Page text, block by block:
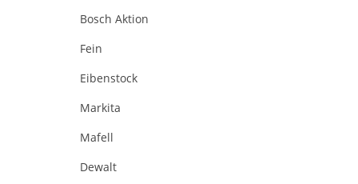
Bosch Aktion
Fein
Eibenstock
Markita
Mafell
Dewalt